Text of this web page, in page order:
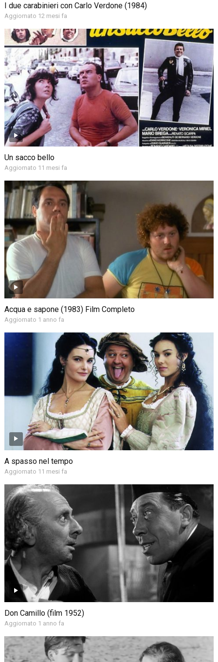
I due carabinieri con Carlo Verdone (1984)
Aggiornato 12 mesi fa
Un sacco bello
Aggiornato 11 mesi fa
Acqua e sapone (1983) Film Completo
Aggiornato 1 anno fa
A spasso nel tempo
Aggiornato 11 mesi fa
Don Camillo (film 1952)
Aggiornato 1 anno fa